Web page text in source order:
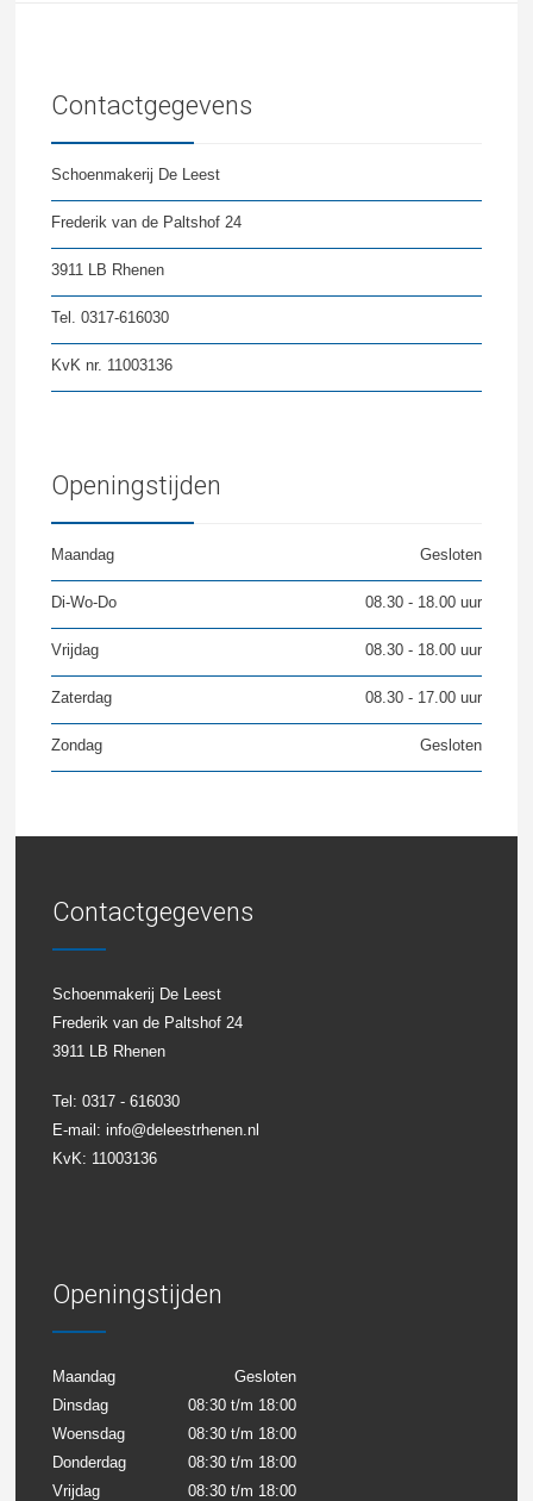
Contactgegevens
Schoenmakerij De Leest
Frederik van de Paltshof 24
3911 LB Rhenen
Tel. 0317-616030
KvK nr. 11003136
Openingstijden
Maandag Gesloten
Di-Wo-Do 08.30 - 18.00 uur
Vrijdag 08.30 - 18.00 uur
Zaterdag 08.30 - 17.00 uur
Zondag Gesloten
Contactgegevens
Schoenmakerij De Leest
Frederik van de Paltshof 24
3911 LB Rhenen
Tel: 0317 - 616030
E-mail: info@deleestrhenen.nl
KvK: 11003136
Openingstijden
Maandag
Gesloten
Dinsdag
08:30 t/m 18:00
Woensdag
08:30 t/m 18:00
Donderdag
08:30 t/m 18:00
Vrijdag
08:30 t/m 18:00